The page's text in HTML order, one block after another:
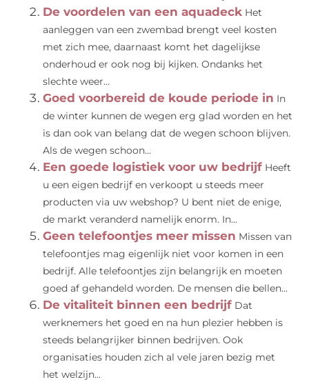
De voordelen van een aquadeck Het
aanleggen van een zwembad brengt veel kosten
met zich mee, daarnaast komt het dagelijkse
onderhoud er ook nog bij kijken. Ondanks het
slechte weer...
Goed voorbereid de koude periode in In
de winter kunnen de wegen erg glad worden en het
is dan ook van belang dat de wegen schoon blijven.
Als de wegen schoon...
Een goede logistiek voor uw bedrijf Heeft
u een eigen bedrijf en verkoopt u steeds meer
producten via uw webshop? U bent niet de enige,
de markt veranderd namelijk enorm. In...
Geen telefoontjes meer missen Missen van
telefoontjes mag eigenlijk niet voor komen in een
bedrijf. Alle telefoontjes zijn belangrijk en moeten
goed af gehandeld worden. De mensen die bellen...
De vitaliteit binnen een bedrijf Dat
werknemers het goed en na hun plezier hebben is
steeds belangrijker binnen bedrijven. Ook
organisaties houden zich al vele jaren bezig met
het welzijn...